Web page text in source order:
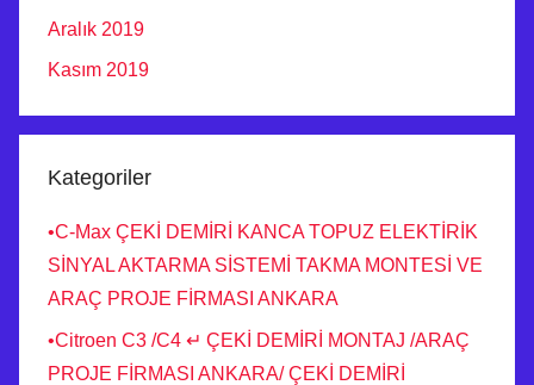
Aralık 2019
Kasım 2019
Kategoriler
•C-Max ÇEKİ DEMİRİ KANCA TOPUZ ELEKTİRİK
SİNYAL AKTARMA SİSTEMİ TAKMA MONTESİ VE
ARAÇ PROJE FİRMASI ANKARA
•Citroen C3 /C4 ↵ ÇEKİ DEMİRİ MONTAJ /ARAÇ
PROJE FİRMASI ANKARA/ ÇEKİ DEMİRİ